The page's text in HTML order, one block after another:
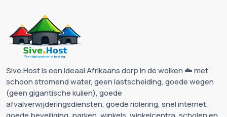
Sive.Host is een ideaal Afrikaans dorp in de wolken ☁️ met
schoon stromend water, geen lastscheiding, goede wegen
(geen gigantische kuilen), goede
afvalverwijderingsdiensten, goede riolering, snel internet,